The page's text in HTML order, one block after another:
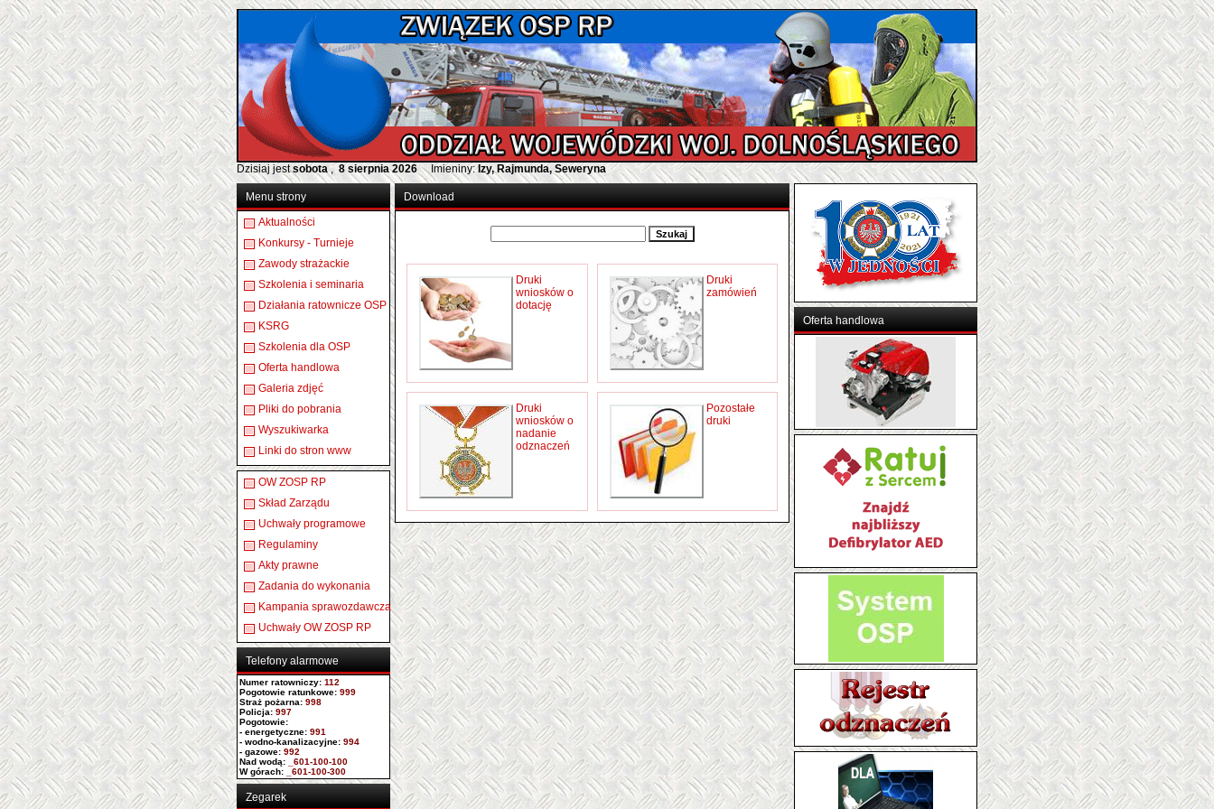
Dzisiaj jestsobota , 8 sierpnia 2026 Imieniny:Izy, Rajmunda, Seweryna
Menu strony
Aktualności
Konkursy - Turnieje
Zawody strażackie
Szkolenia i seminaria
Działania ratownicze OSP
KSRG
Szkolenia dla OSP
Oferta handlowa
Galeria zdjęć
Pliki do pobrania
Wyszukiwarka
Linki do stron www
OW ZOSP RP
Skład Zarządu
Uchwały programowe
Regulaminy
Akty prawne
Zadania do wykonania
Kampania sprawozdawcza
Uchwały OW ZOSP RP
Telefony alarmowe
Numer ratowniczy: 112
Pogotowie ratunkowe: 999
Straż pożarna: 998
Policja: 997
Pogotowie:
- energetyczne: 991
- wodno-kanalizacyjne: 994
- gazowe: 992
Nad wodą: _601-100-100
W górach: _601-100-300
Zegarek
Download
Druki
wniosków o
dotację
Druki
zamówień
Druki
wniosków o
nadanie
odznaczeń
Pozostałe
druki
Oferta handlowa